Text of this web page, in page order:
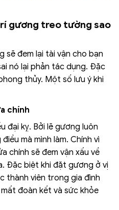
gương treo tường sao
sẽ đem lại tài vận cho bạn
nó lại phản tác dụng. Đặc
thủy. Một số lưu ý khi
chính
đại kỵ. Bởi lẽ gương luôn
mà mình làm. Chính vì
chính sẽ đem vận xấu về
Đặc biệt khi đặt gương ở vị
thành viên trong gia đình
đoàn kết và sức khỏe